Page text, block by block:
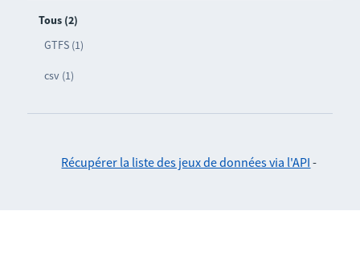
Tous (2)
GTFS (1)
csv (1)
Récupérer la liste des jeux de données via l'API -